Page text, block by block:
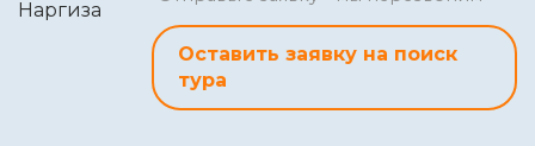
Оставить заявку на поиск
тура